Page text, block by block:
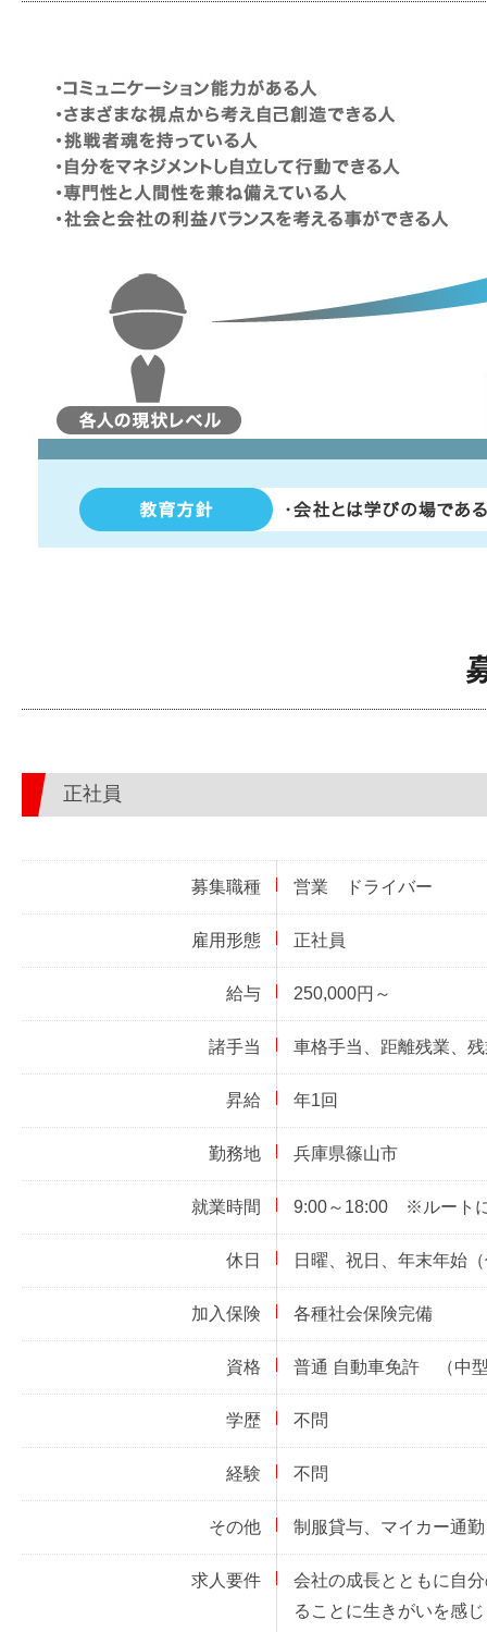
正社員
募集職種 営業 ドライバー
雇用形態 正社員
給与 250,000円～
諸手当 車格手当、距離残業、
昇給 年1回
勤務地 兵庫県篠山市
就業時間 9:00～18:00 ※ルート
休日 日曜、祝日、年末年始
加入保険 各種社会保険完備
資格 普通 自動車免許 （中
学歴 不問
経験 不問
その他 制服貸与、マイカー通勤
求人要件
会社の成長とともに自
ることに生きがいを感